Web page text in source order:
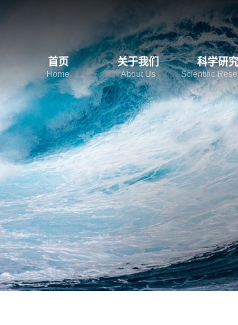
首页
Home
关于我们
About Us
科学研究
Scientific